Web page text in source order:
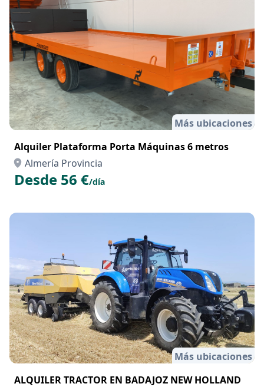
Más ubicaciones
Alquiler Plataforma Porta Máquinas 6 metros
Almería Provincia
Desde 56 €/día
Más ubicaciones
ALQUILER TRACTOR EN BADAJOZ NEW HOLLAND